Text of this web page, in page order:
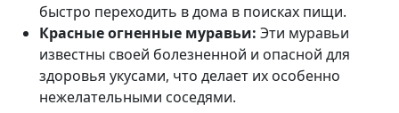
быстро переходить в дома в поисках пищи.
Красные огненные муравьи: Эти муравьи
известны своей болезненной и опасной для
здоровья укусами, что делает их особенно
нежелательными соседями.